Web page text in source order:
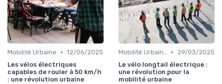
Mobilité Urbaine • 12/06/2025
Les vélos électriques
capables de rouler à 50 km/h
: une révolution urbaine
Mobilité Urbaine •
29/03/2025
Le vélo longtail électrique :
une révolution pour la
mobilité urbaine